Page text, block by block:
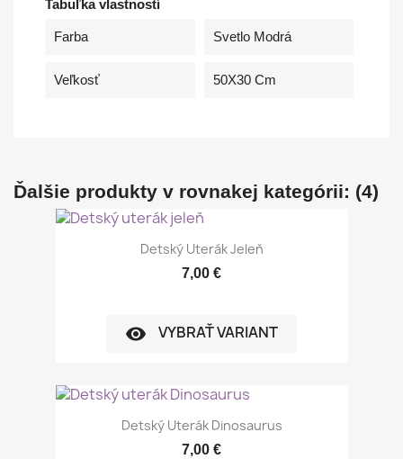
Tabuľka vlastností
Farba Svetlo Modrá
Veľkosť 50X30 Cm
Ďalšie produkty v rovnakej kategórii: (4)
Detský Uterák Jeleň
7,00 €
visibility VYBRAŤ VARIANT
Detský Uterák Dinosaurus
7,00 €